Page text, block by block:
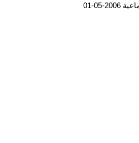
05-01